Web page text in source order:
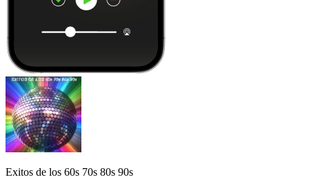
Exitos de los 60s 70s 80s 90s